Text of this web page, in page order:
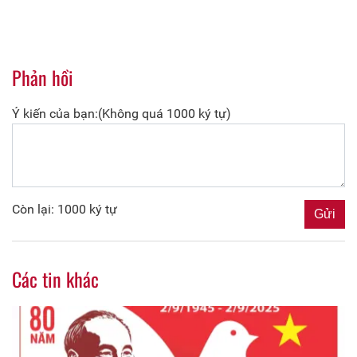
Phản hồi
Ý kiến của bạn:(Không quá 1000 ký tự)
Còn lại: 1000 ký tự
Các tin khác